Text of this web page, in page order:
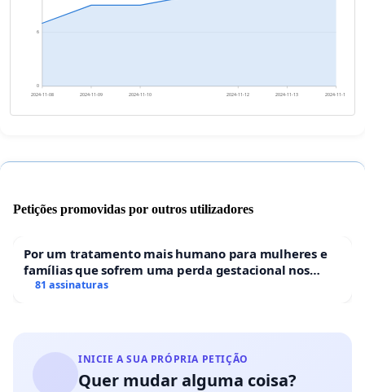
0
6
2024-11-08 2024-11-09 2024-11-10 2024-11-12 2024-11-13 2024-11-14
Petições promovidas por outros utilizadores
Por um tratamento mais humano para mulheres e
famílias que sofrem uma perda gestacional nos
hospitais portugueses
81 assinaturas
INICIE A SUA PRÓPRIA PETIÇÃO
Quer mudar alguma coisa?